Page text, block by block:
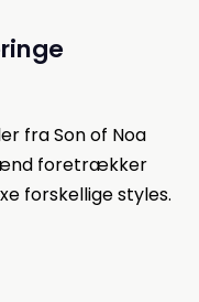
fra Son of Noa
foretrækker
forskellige styles.